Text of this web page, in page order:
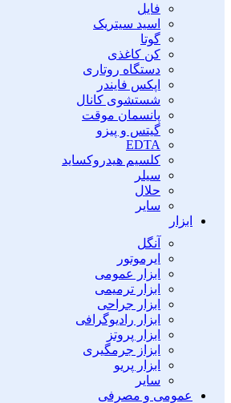
فایل
اسید سیتریک
گوتا
کن کاغذی
دستگاه روتاری
اپکس فایندر
شستشوی کانال
پانسمان موقت
گیتس و پیزو
EDTA
کلسیم هیدروکساید
سیلر
حلال
سایر
ابزار
آنگل
ایرموتور
ابزار عمومی
ابزار ترمیمی
ابزار جراحی
ابزار رادیوگرافی
ابزار پروتز
ابزاز جرمگیری
ابزار پریو
سایر
عمومی و مصرفی